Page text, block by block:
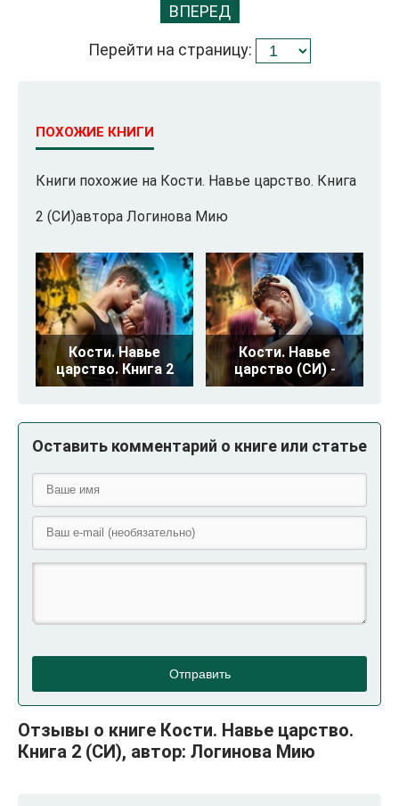
ВПЕРЕД
Перейти на страницу:
ПОХОЖИЕ КНИГИ
Книги похожие на Кости. Навье царство. Книга
2 (СИ)автора Логинова Мию
Кости. Навье
царство. Книга 2
Кости. Навье
царство (СИ) -
Оставить комментарий о книге или статье
Отправить
Отзывы о книге Кости. Навье царство.
Книга 2 (СИ), автор: Логинова Мию